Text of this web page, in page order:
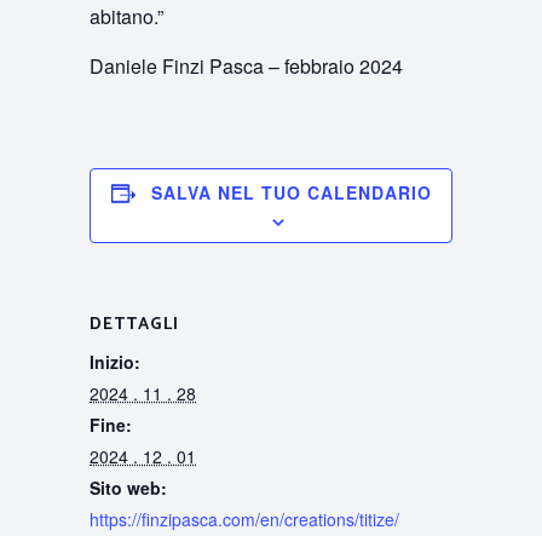
abitano.”
Daniele Finzi Pasca – febbraio 2024
SALVA NEL TUO CALENDARIO
DETTAGLI
Inizio:
2024 . 11 . 28
Fine:
2024 . 12 . 01
Sito web:
https://finzipasca.com/en/creations/titize/